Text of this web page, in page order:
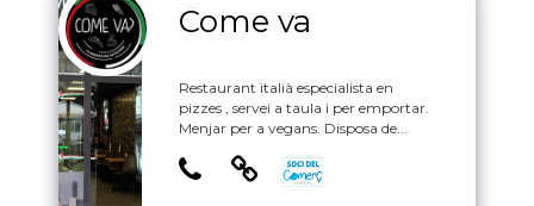
Come va
Restaurant italià especialista en
pizzes , servei a taula i per emportar.
Menjar per a vegans. Disposa de...